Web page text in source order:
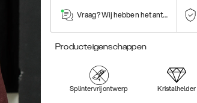
Vraag? Wij hebben het antwoord!
Producteigenschappen
Splintervrij ontwerp Kristalhelder